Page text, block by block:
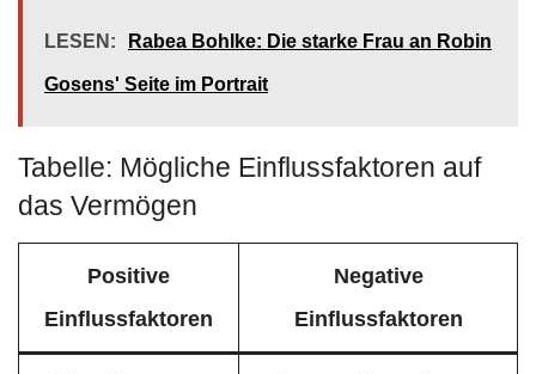
LESEN: Rabea Bohlke: Die starke Frau an Robin
Gosens' Seite im Portrait
Tabelle: Mögliche Einflussfaktoren auf
das Vermögen
Positive
Einflussfaktoren
Negative
Einflussfaktoren